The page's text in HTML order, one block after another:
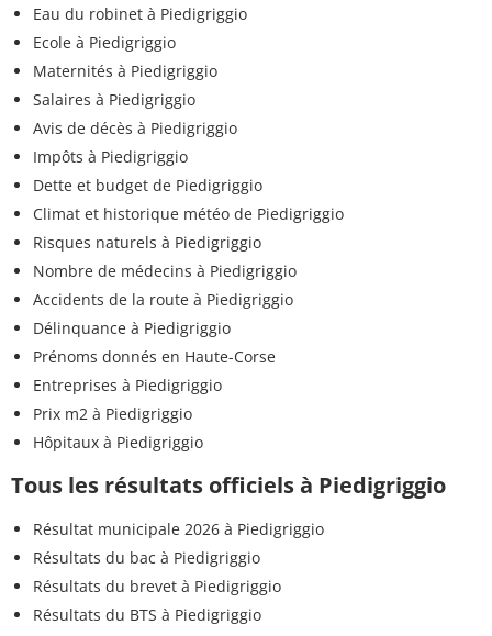
Eau du robinet à Piedigriggio
Ecole à Piedigriggio
Maternités à Piedigriggio
Salaires à Piedigriggio
Avis de décès à Piedigriggio
Impôts à Piedigriggio
Dette et budget de Piedigriggio
Climat et historique météo de Piedigriggio
Risques naturels à Piedigriggio
Nombre de médecins à Piedigriggio
Accidents de la route à Piedigriggio
Délinquance à Piedigriggio
Prénoms donnés en Haute-Corse
Entreprises à Piedigriggio
Prix m2 à Piedigriggio
Hôpitaux à Piedigriggio
Tous les résultats officiels à Piedigriggio
Résultat municipale 2026 à Piedigriggio
Résultats du bac à Piedigriggio
Résultats du brevet à Piedigriggio
Résultats du BTS à Piedigriggio